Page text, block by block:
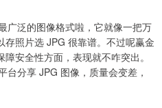
广泛的图像格式啦，它就像一把万
照片选 JPG 很靠谱。不过呢赢金
安全性方面，表现就不咋突出。
台分享 JPG 图像，质量会变差，